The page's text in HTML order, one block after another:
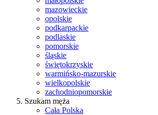
mazowieckie
opolskie
podkarpackie
podlaskie
pomorskie
śląskie
świętokrzyskie
warmińsko-mazurskie
wielkopolskie
zachodniopomorskie
Szukam męża
Cała Polska